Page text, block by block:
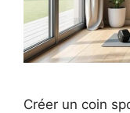
Créer un coin